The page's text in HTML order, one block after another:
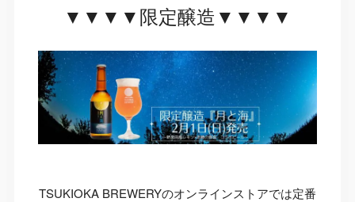
▼▼▼▼限定醸造▼▼▼▼
TSUKIOKA BREWERYのオンラインストアでは定番